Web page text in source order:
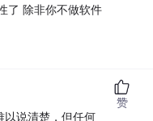
了 除非你不做软件
以说清楚，但任何
赞